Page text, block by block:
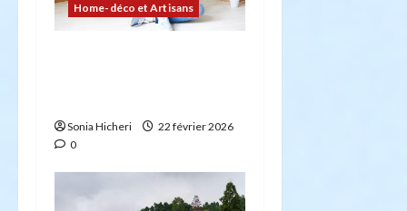
Home-déco et Artisans
Sonia Hicheri
22 février 2026
0